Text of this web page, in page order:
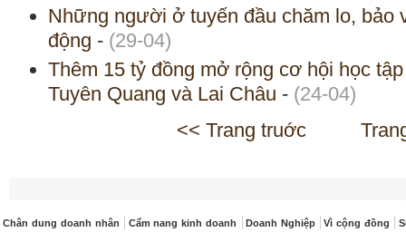
Những người ở tuyến đầu chăm lo, bảo
động - (29-04)
Thêm 15 tỷ đồng mở rộng cơ hội học
Tuyên Quang và Lai Châu - (24-04)
<< Trang truớc
Chân dung doanh nhân Cẩm nang kinh doanh Doanh Nghiệp Vì cộng đồng